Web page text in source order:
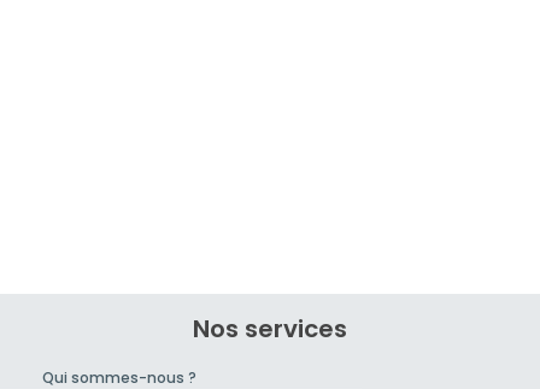
Nos services
Qui sommes-nous ?